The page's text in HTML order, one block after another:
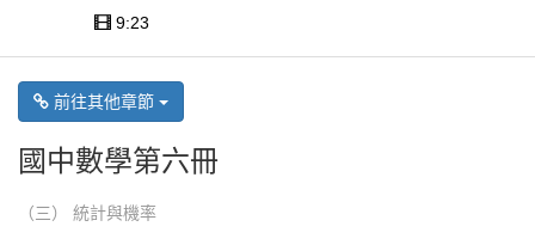
9:23
前往其他章節
國中數學第六冊
（三） 統計與機率